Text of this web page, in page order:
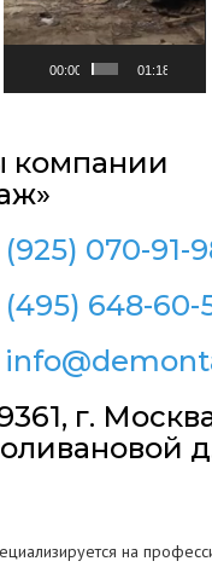
00:00 01:18
компании
(925) 070-91-
(495) 648-60-
г.
на